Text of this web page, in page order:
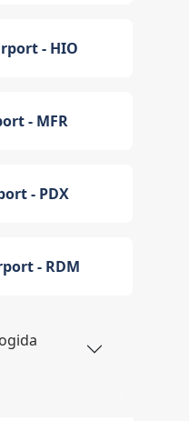
- HIO
- MFR
- PDX
- RDM